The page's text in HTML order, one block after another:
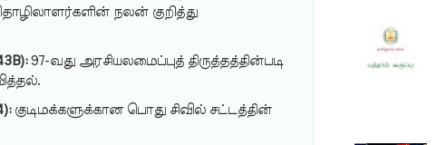
நலன் குறித்து
97-வது அரசியலமைப்புத் திருத்தத்தின்படி
குடிமக்களுக்கான பொது சிவில் சட்டத்தின்